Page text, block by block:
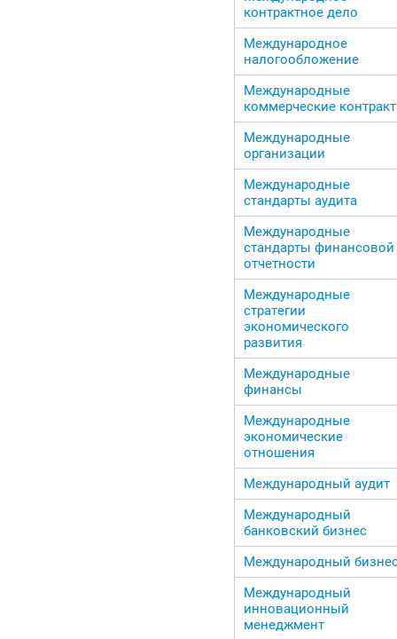
контрактное дело
Международное
налогообложение
Международные
коммерческие
Международные
организации
Международные
стандарты аудита
Международные
стандарты финансовой
отчетности
Международные
стратегии
экономического
развития
Международные
финансы
Международные
экономические
отношения
Международный аудит
Международный
банковский бизнес
Международный
Международный
инновационный
менеджмент